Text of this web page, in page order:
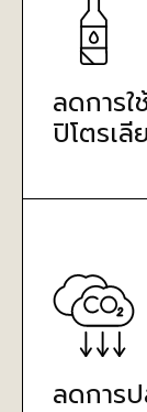
ลดการ
ปิโตรเลี
ลดการ